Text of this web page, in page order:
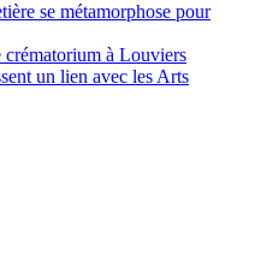
se métamorphose pour
à Louviers
un lien avec les Arts